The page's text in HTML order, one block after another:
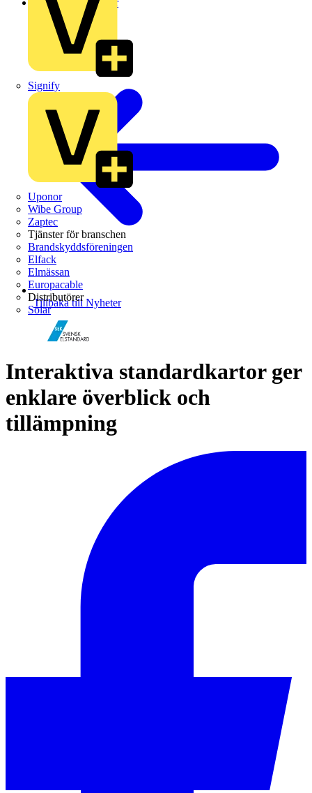
Signify
Uponor
Wibe Group
Zaptec
Tjänster för branschen
Brandskyddsföreningen
Elfack
Elmässan
Europacable
Distributörer
Solar
Tillbaka till Nyheter
Interaktiva standardkartor ger
enklare överblick och
tillämpning